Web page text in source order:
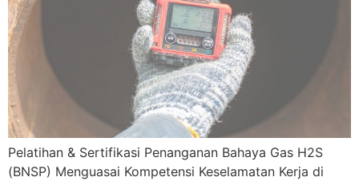
Pelatihan & Sertifikasi Penanganan Bahaya Gas H2S
(BNSP) Menguasai Kompetensi Keselamatan Kerja di